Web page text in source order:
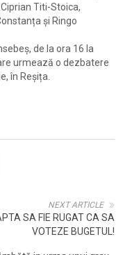
Titi-Stoica,
și Ringo
de la ora 16 la
urmează o dezbatere
în Reșița.
NEXT ARTICLE
SA FIE RUGAT CA SA
VOTEZE BUGETUL!